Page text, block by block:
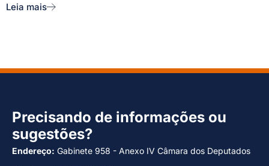
Leia mais
Precisando de informações ou
sugestões?
Endereço: Gabinete 958 - Anexo IV Câmara dos Deputados